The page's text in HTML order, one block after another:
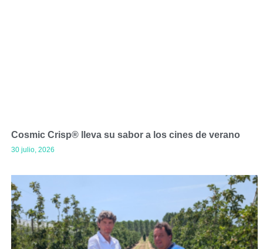
Cosmic Crisp® lleva su sabor a los cines de verano
30 julio, 2026